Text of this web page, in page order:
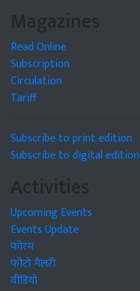
Magazines
Read Online
Subscription
Circulation
Tariff
Subscribe to print edition
Subscribe to digital edition
Activities
Upcoming Events
Events Update
फोरम
फोटो गैलरी
वीडियो